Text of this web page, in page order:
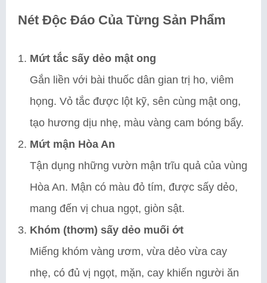
Nét Độc Đáo Của Từng Sản Phẩm
Mứt tắc sấy dẻo mật ong
Gắn liền với bài thuốc dân gian trị ho, viêm
họng. Vỏ tắc được lột kỹ, sên cùng mật ong,
tạo hương dịu nhẹ, màu vàng cam bóng bẩy.
Mứt mận Hòa An
Tận dụng những vườn mận trĩu quả của vùng
Hòa An. Mận có màu đỏ tím, được sấy dẻo,
mang đến vị chua ngọt, giòn sật.
Khóm (thơm) sấy dẻo muối ớt
Miếng khóm vàng ươm, vừa dẻo vừa cay
nhẹ, có đủ vị ngọt, mặn, cay khiến người ăn